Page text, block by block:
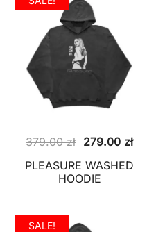
379.00zł Pierwotna
cena
wynosiła:
279.00 zł
PLEASURE WASHED
HOODIE
SALE!